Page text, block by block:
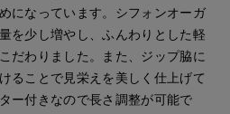
になっています。シフォンオーガ
を少し増やし、ふんわりとした軽
だわりました。また、ジップ脇に
ることで見栄えを美しく仕上げて
ー付きなので長さ調整が可能で